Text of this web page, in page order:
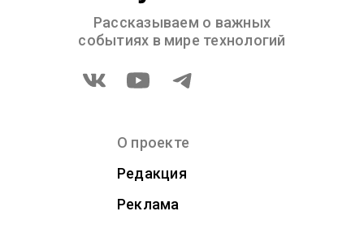
Рассказываем о важных
событиях в мире технологий
О проекте
Редакция
Реклама